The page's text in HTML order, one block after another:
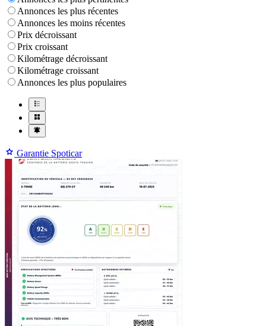
Annonces les plus récentes
Annonces les moins récentes
Prix décroissant
Prix croissant
Kilométrage décroissant
Kilométrage croissant
Annonces les plus populaires
Garantie Spoticar